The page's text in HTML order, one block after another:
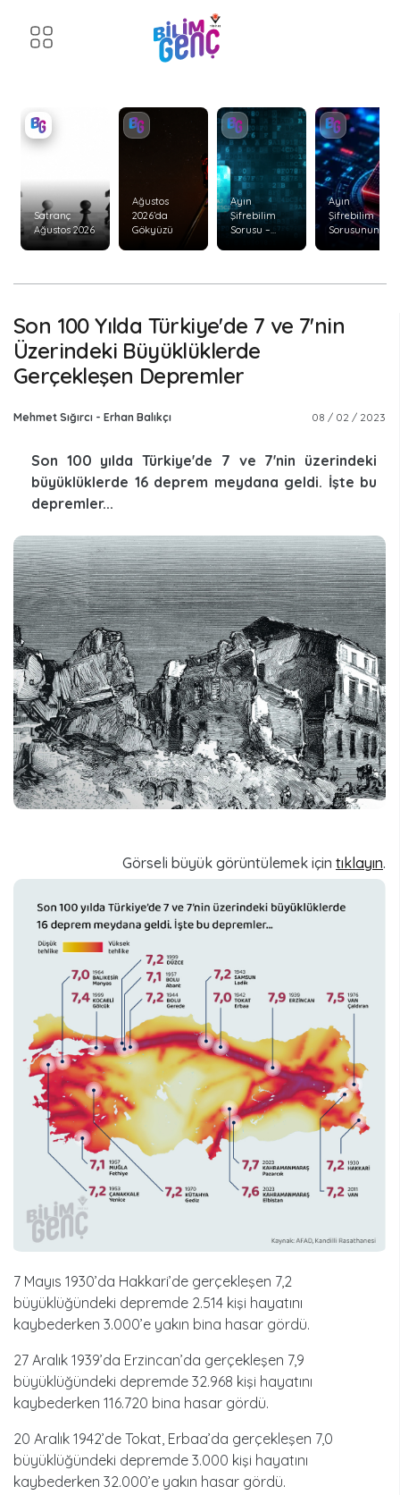
Satranç
Ağustos 2026
Ağustos
2026’da
Gökyüzü
Ayın
Şifrebilim
Sorusu –
Ayın
Şifrebilim
Sorusunun
Son 100 Yılda Türkiye'de 7 ve 7'nin
Üzerindeki Büyüklüklerde
Gerçekleşen Depremler
Mehmet Sığırcı - Erhan Balıkçı 08 / 02 / 2023
Son 100 yılda Türkiye'de 7 ve 7'nin üzerindeki
büyüklüklerde 16 deprem meydana geldi. İşte bu
depremler...
Görseli büyük görüntülemek için tıklayın.
7 Mayıs 1930’da Hakkari’de gerçekleşen 7,2
büyüklüğündeki depremde 2.514 kişi hayatını
kaybederken 3.000’e yakın bina hasar gördü.
27 Aralık 1939’da Erzincan’da gerçekleşen 7,9
büyüklüğündeki depremde 32.968 kişi hayatını
kaybederken 116.720 bina hasar gördü.
20 Aralık 1942’de Tokat, Erbaa’da gerçekleşen 7,0
büyüklüğündeki depremde 3.000 kişi hayatını
kaybederken 32.000’e yakın hasar gördü.